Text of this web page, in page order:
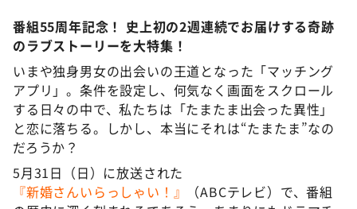
ぺこぱのまるスポ
アナ回覧板
番組55周年記念！ 史上初の2週連続でお届けする奇跡
のラブストーリーを大特集！
いまや独身男女の出会いの王道となった「マッチング
アプリ」。条件を設定し、何気なく画面をスクロール
する日々の中で、私たちは「たまたま出会った異性」
と恋に落ちる。しかし、本当にそれは“たまたま”なの
だろうか？
5月31日（日）に放送された
『新婚さんいらっしゃい！』
（ABCテレビ）で、番組